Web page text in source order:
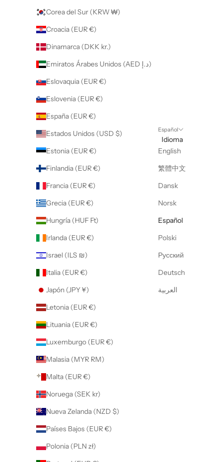
Corea del Sur (KRW ₩)
Croacia (EUR €)
Dinamarca (DKK kr.)
Emiratos Árabes Unidos (AED د.إ)
Eslovaquia (EUR €)
Eslovenia (EUR €)
España (EUR €)
Estados Unidos (USD $)
Estonia (EUR €)
Finlandia (EUR €)
Francia (EUR €)
Grecia (EUR €)
Hungría (HUF Ft)
Irlanda (EUR €)
Israel (ILS ₪)
Italia (EUR €)
Japón (JPY ¥)
Letonia (EUR €)
Lituania (EUR €)
Luxemburgo (EUR €)
Malasia (MYR RM)
Malta (EUR €)
Noruega (SEK kr)
Nueva Zelanda (NZD $)
Países Bajos (EUR €)
Polonia (PLN zł)
Español
Idioma
English
繁體中文
Dansk
Norsk
Español
Polski
Русский
Deutsch
العربية